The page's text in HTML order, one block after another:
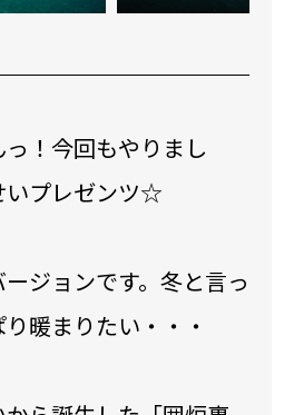
っ！今回もやりまし
いプレゼンツ☆
ジョンです。冬と言っ
暖まりたい・・・